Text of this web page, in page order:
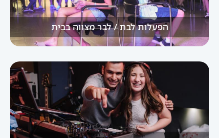
הפעלות לבת / לבר מצווה בבית